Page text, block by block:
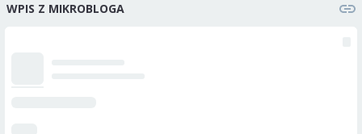
WPIS Z MIKROBLOGA